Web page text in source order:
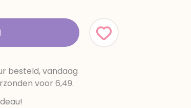
besteld, vandaag
voor 6,49.